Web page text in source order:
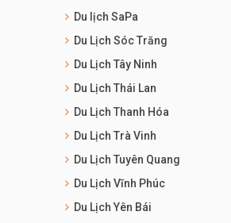
Du lịch SaPa
Du Lịch Sóc Trăng
Du Lịch Tây Ninh
Du Lịch Thái Lan
Du Lịch Thanh Hóa
Du Lịch Trà Vinh
Du Lịch Tuyên Quang
Du Lịch Vĩnh Phúc
Du Lịch Yên Bái